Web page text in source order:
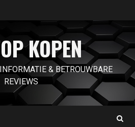
KOPEN
& BETROUWBARE
REVIEWS